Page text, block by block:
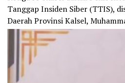
Tanggap Insiden Siber (TTIS),
Daerah Provinsi Kalsel,